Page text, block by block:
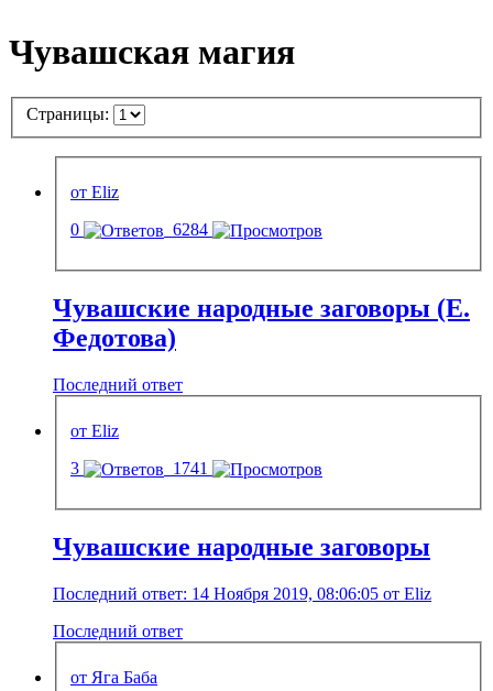
Чувашская магия
Страницы:
от Eliz
0
6284
Чувашские народные заговоры (Е.
Федотова)
Последний ответ
от Eliz
3
1741
Чувашские народные заговоры
Последний ответ: 14 Ноября 2019, 08:06:05 от Eliz
Последний ответ
от Яга Баба